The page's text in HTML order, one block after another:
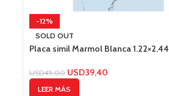
-12%
SOLD OUT
Placa simil Marmol Blanca 1.22×2.44
USD45,00 USD39,40
LEER MÁS